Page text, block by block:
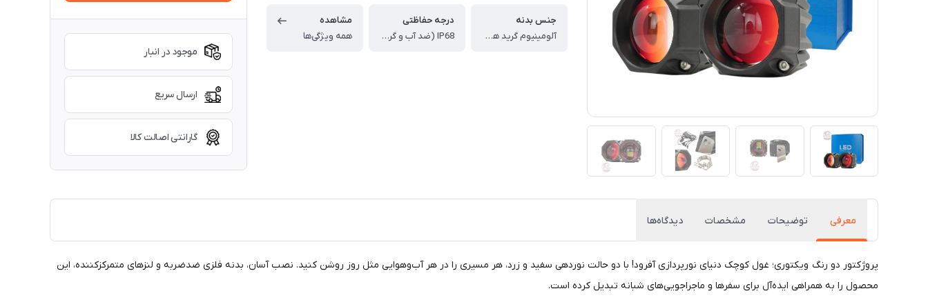
جنس بدنه
آلومینیوم گرید هواپیمایی
درجه حفاظتی
IP68 (ضد آب و گرد و غبار)
مشاهده
همه ویژگی‌ها
موجود در انبار
ارسال سریع
گارانتی اصالت کالا
معرفی توضیحات مشخصات دیدگاه‌ها
پروژکتور دو رنگ ویکتوری؛ غول کوچک دنیای نورپردازی آفرود! با دو حالت نوردهی سفید و زرد، هر مسیری را در هر آب‌وهوایی مثل روز روشن کنید. نصب آسان، بدنه فلزی ضدضربه و لنزهای متمرکزکننده، این
محصول را به همراهی ایده‌آل برای سفرها و ماجراجویی‌های شبانه تبدیل کرده است.